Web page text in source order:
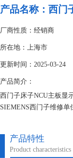
产品名称： 西门
厂商性质：经销商
所在地：上海市
更新时间：2025-03-24
产品简介：
西门子床子NCU主板显
SIEMENS西门子维修
产品特性
Product characteristics